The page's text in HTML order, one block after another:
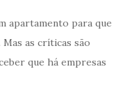
apartamento para que
as críticas são
que há empresas